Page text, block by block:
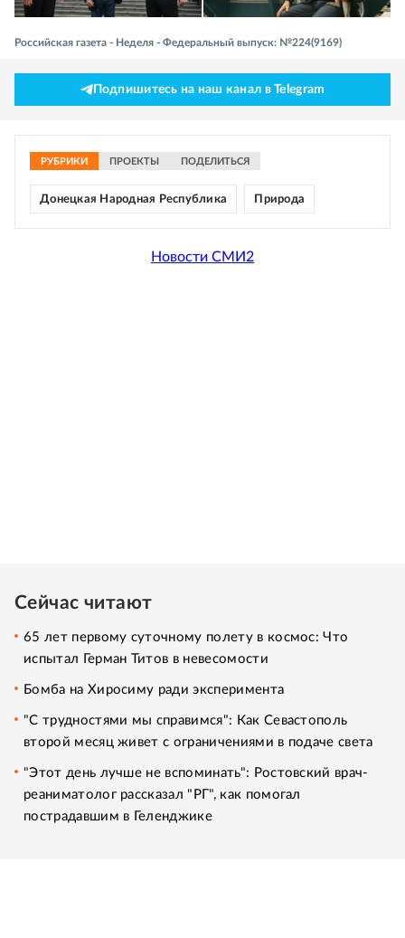
Российская газета - Неделя - Федеральный выпуск: №224(9169)
Подпишитесь на наш канал в Telegram
РУБРИКИ ПРОЕКТЫ ПОДЕЛИТЬСЯ
Донецкая Народная Республика Природа
Новости СМИ2
Сейчас читают
65 лет первому суточному полету в космос: Что
испытал Герман Титов в невесомости
Бомба на Хиросиму ради эксперимента
"С трудностями мы справимся": Как Севастополь
второй месяц живет с ограничениями в подаче света
"Этот день лучше не вспоминать": Ростовский врач-
реаниматолог рассказал "РГ", как помогал
пострадавшим в Геленджике